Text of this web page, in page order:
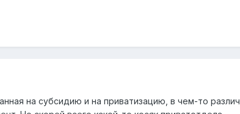
на субсидию и на приватизацию, в чем-то